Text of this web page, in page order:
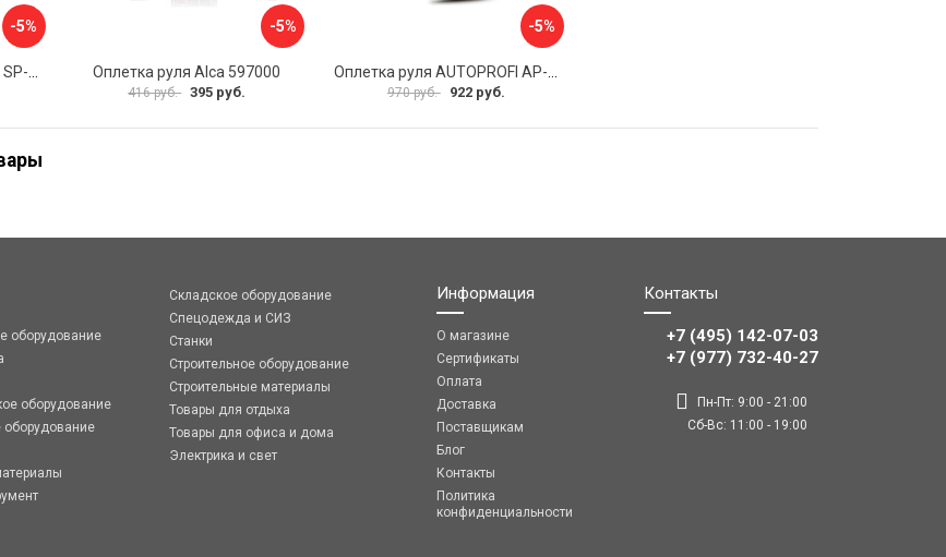
-5% -5%
Оплетка руля Alca 597000
416 руб. 395 руб.
-5%
970 руб. 922 руб.
оборудование
оборудование
оборудование
Складское оборудование
Спецодежда и СИЗ
Станки
Строительное оборудование
Строительные материалы
Товары для отдыха
Товары для офиса и дома
Электрика и свет
Информация
О магазине
Сертификаты
Оплата
Доставка
Поставщикам
Блог
Контакты
Политика
конфиденциальности
Контакты
+7 (495) 142-07-03
‎‎+7 (977) 732-40-27
Пн-Пт: 9:00 - 21:00
Сб-Вс: 11:00 - 19:00